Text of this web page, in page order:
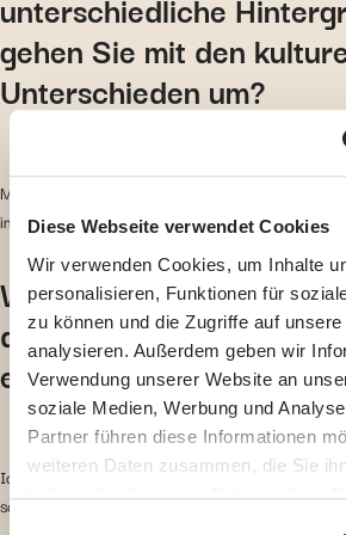
Diese Webseite verwendet Cookies
Wir verwenden Cookies, um Inhalte
personalisieren, Funktionen für
zu können und die Zugriffe auf
analysieren. Außerdem geben wir
Verwendung unserer Website an
soziale Medien, Werbung und
Partner führen diese Informationen
weiteren Daten zusammen, die Sie
haben oder die sie im Rahmen Ihrer
gehen Sie mit den
Unterschieden um?
Mit Einfühlungsvermögen und einem offenen
im Team niemand nur eine Nummer sein.
Was sind die wichtigsten
die für die Mitarbeit im
erforderlich sind?
Ich würde sagen, dass Sie stressresistent,
schnell lernend und kundenorientiert sein sollten.